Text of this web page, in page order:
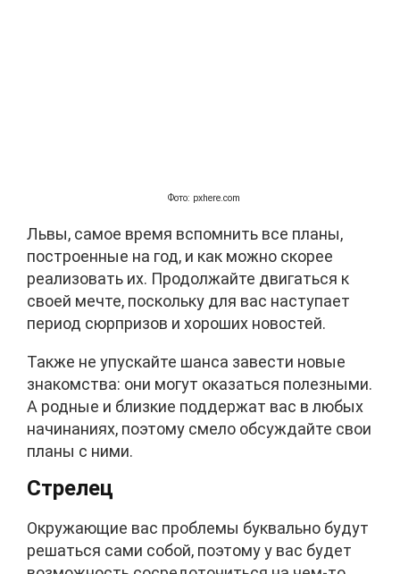
Фото: pxhere.com
Львы, самое время вспомнить все планы,
построенные на год, и как можно скорее
реализовать их. Продолжайте двигаться к
своей мечте, поскольку для вас наступает
период сюрпризов и хороших новостей.
Также не упускайте шанса завести новые
знакомства: они могут оказаться полезными.
А родные и близкие поддержат вас в любых
начинаниях, поэтому смело обсуждайте свои
планы с ними.
Стрелец
Окружающие вас проблемы буквально будут
решаться сами собой, поэтому у вас будет